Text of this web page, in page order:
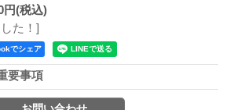
円(税込)
た！]
でシェア
要事項